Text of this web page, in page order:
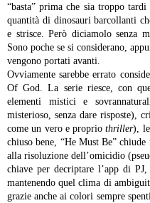
“basta” prima che sia troppo
quantità di dinosauri barcollanti
e strisce. Però diciamolo senza
Sono poche se si considerano,
vengono portati avanti.
Ovviamente sarebbe errato
Of God. La serie riesce, con
elementi mistici e
misterioso, senza dare risposte),
come un vero e propriothriller),
chiuso bene, “He Must Be”
alla risoluzione dell’omicidio
chiave per decriptare l’app di
mantenendo quel clima di
grazie anche ai colori sempre